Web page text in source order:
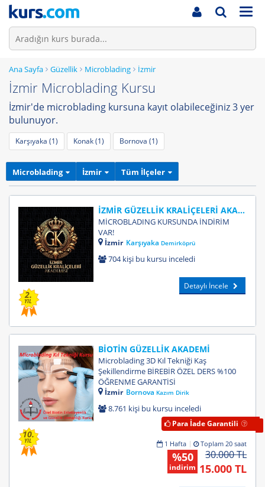
Ana Sayfa Güzellik Microblading İzmir
İzmir Microblading Kursu
İzmir'de microblading kursuna kayıt olabileceğiniz 3 yer
bulunuyor.
Karşıyaka (1) Konak (1) Bornova (1)
Microblading İzmir Tüm İlçeler
2.
YIL
İZMİR GÜZELLİK KRALİÇELERİ AKADEMİSİ
MİCROBLADING KURSUNDA İNDİRİM
VAR!
İzmir Karşıyaka Demirköprü
704 kişi bu kursu inceledi
Detaylı İncele
10.
YIL
BİOTİN GÜZELLİK AKADEMİ
Microblading 3D Kıl Tekniği Kaş
Şekillendirme BİREBİR ÖZEL DERS %100
ÖĞRENME GARANTİSİ
İzmir Bornova Kazım Dirik
8.761 kişi bu kursu inceledi
Para İade Garantili
1 Hafta Toplam 20 saat
30.000 TL
15.000 TL
%50
indirim